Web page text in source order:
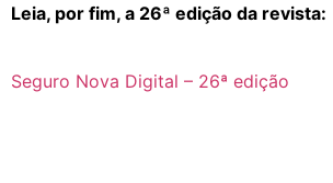
Leia, por fim, a 26ª edição da revista:
Seguro Nova Digital – 26ª edição